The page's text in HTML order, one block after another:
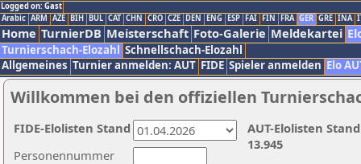
Logged on: Gast
Arabic ARM AZE BIH BUL CAT CHN CRO CZE DEN ENG ESP FAI FIN FRA GER GRE INA
Home TurnierDB Meisterschaft Foto-Galerie Meldekartei
Turnierschach-Elozahl Schnellschach-Elozahl
Allgemeines Turnier anmelden: AUT FIDE Spieler anmelden Elo
Willkommen bei den offiziellen
Personennummer
AUT-Elolisten
13.945
FIDE-Elolisten Stand